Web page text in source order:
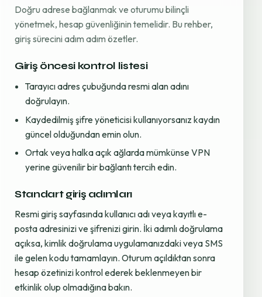
Doğru adrese bağlanmak ve oturumu bilinçli
yönetmek, hesap güvenliğinin temelidir. Bu rehber,
giriş sürecini adım adım özetler.
Giriş öncesi kontrol listesi
Tarayıcı adres çubuğunda resmi alan adını
doğrulayın.
Kaydedilmiş şifre yöneticisi kullanıyorsanız kaydın
güncel olduğundan emin olun.
Ortak veya halka açık ağlarda mümkünse VPN
yerine güvenilir bir bağlantı tercih edin.
Standart giriş adımları
Resmi giriş sayfasında kullanıcı adı veya kayıtlı e-
posta adresinizi ve şifrenizi girin. İki adımlı doğrulama
açıksa, kimlik doğrulama uygulamanızdaki veya SMS
ile gelen kodu tamamlayın. Oturum açıldıktan sonra
hesap özetinizi kontrol ederek beklenmeyen bir
etkinlik olup olmadığına bakın.